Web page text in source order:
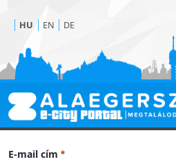
HU EN DE
Programok
E-mail cím